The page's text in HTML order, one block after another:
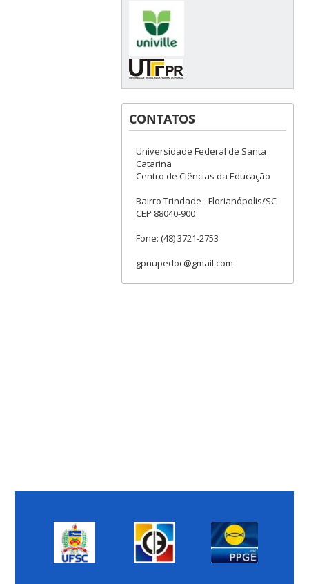
CONTATOS
Universidade Federal de Santa
Catarina
Centro de Ciências da Educação
Bairro Trindade - Florianópolis/SC
CEP 88040-900
Fone: (48) 3721-2753
gpnupedoc@gmail.com